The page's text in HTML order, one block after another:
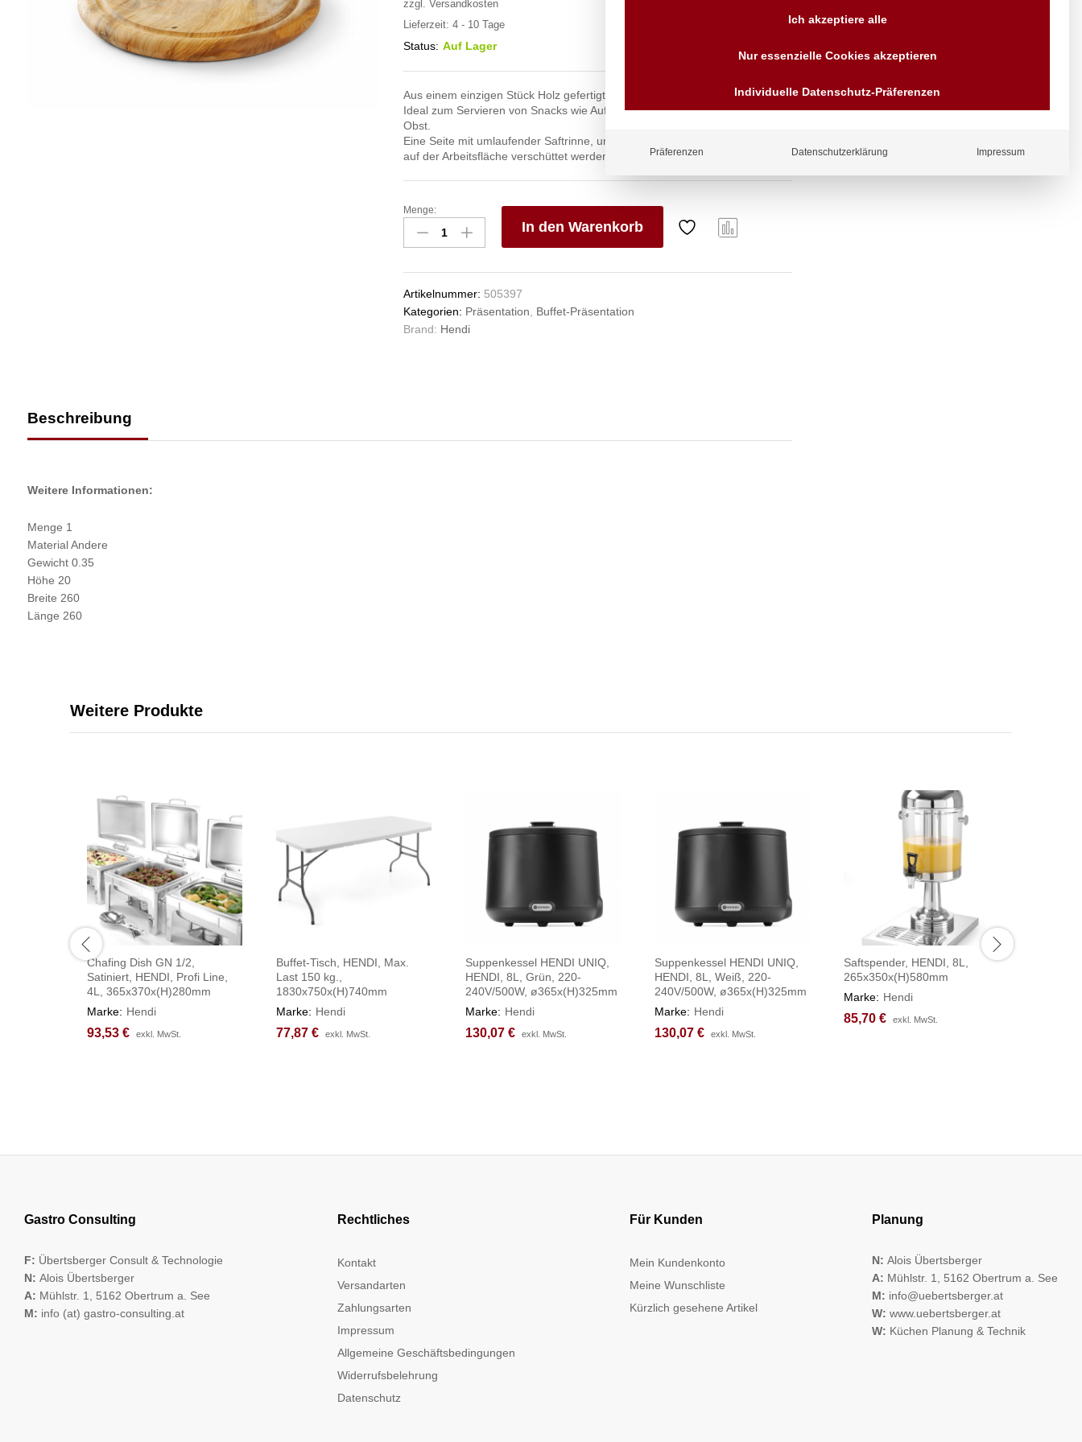
zzgl. Versandkosten
Lieferzeit: 4 - 10 Tage
Status: Auf Lager
Aus einem einzigen Stück Holz gefertigt.
Ideal zum Servieren von Snacks wie Aufschnitt, Käse, Oliven, Kanapees und
Obst.
Eine Seite mit umlaufender Saftrinne, um zu verhindern, dass Flüssigkeiten
auf der Arbeitsfläche verschüttet werden.
Schneide-
und
Servierbrett
HENDI,
ø260x(H)25mm
Anzahl
Menge:
In den Warenkorb
Artikelnummer: 505397
Kategorien: Präsentation, Buffet-Präsentation
Brand: Hendi
Beschreibung
Weitere Informationen:
Menge 1
Material Andere
Gewicht 0.35
Höhe 20
Breite 260
Länge 260
Anfragen
Wir sind seit über 40 Jahren
für Sie da
Vorrauskasse Paypal,
Kreditkarte, Direkt
Weitere Produkte
Chafing Dish GN 1/2,
Satiniert, HENDI, Profi Line,
4L, 365x370x(H)280mm
Marke: Hendi
93,53 € exkl. MwSt.
93,53 € exkl. MwSt.
Buffet-Tisch, HENDI, Max.
Last 150 kg.,
1830x750x(H)740mm
Marke: Hendi
77,87 € exkl. MwSt.
77,87 € exkl. MwSt.
Suppenkessel HENDI UNIQ,
HENDI, 8L, Grün, 220-
240V/500W, ø365x(H)325mm
Marke: Hendi
130,07 € exkl. MwSt.
130,07 € exkl. MwSt.
Suppenkessel HENDI UNIQ,
HENDI, 8L, Weiß, 220-
240V/500W, ø365x(H)325mm
Marke: Hendi
130,07 € exkl. MwSt.
130,07 € exkl. MwSt.
Saftspender, HENDI, 8L,
265x350x(H)580mm
Marke: Hendi
85,70 € exkl. MwSt.
85,70 € exkl. MwSt.
Gastro Consulting
F: Übertsberger Consult & Technologie
N: Alois Übertsberger
A: Mühlstr. 1, 5162 Obertrum a. See
M: info (at) gastro-consulting.at
Rechtliches
Kontakt
Versandarten
Zahlungsarten
Impressum
Allgemeine Geschäftsbedingungen
Widerrufsbelehrung
Datenschutz
Für Kunden
Mein Kundenkonto
Meine Wunschliste
Kürzlich gesehene Artikel
Planung
N: Alois Übertsberger
A: Mühlstr. 1, 5162 Obertrum a. See
M: info@uebertsberger.at
W: www.uebertsberger.at
W: Küchen Planung & Technik
Ich akzeptiere alle
Nur essenzielle Cookies akzeptieren
Individuelle Datenschutz-Präferenzen
Präferenzen Datenschutzerklärung Impressum